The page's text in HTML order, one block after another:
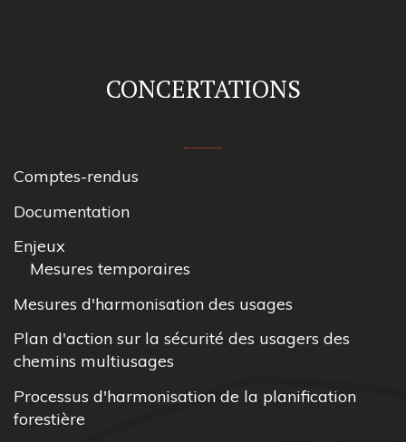
CONCERTATIONS
Comptes-rendus
Documentation
Enjeux
Mesures temporaires
Mesures d'harmonisation des usages
Plan d'action sur la sécurité des usagers des
chemins multiusages
Processus d'harmonisation de la planification
forestière